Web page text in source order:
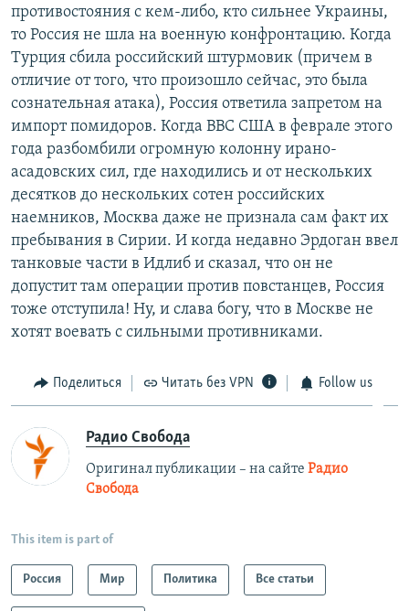
противостояния с кем-либо, кто сильнее Украины,
то Россия не шла на военную конфронтацию. Когда
Турция сбила российский штурмовик (причем в
отличие от того, что произошло сейчас, это была
сознательная атака), Россия ответила запретом на
импорт помидоров. Когда ВВС США в феврале этого
года разбомбили огромную колонну ирано-
асадовских сил, где находились и от нескольких
десятков до нескольких сотен российских
наемников, Москва даже не признала сам факт их
пребывания в Сирии. И когда недавно Эрдоган ввел
танковые части в Идлиб и сказал, что он не
допустит там операции против повстанцев, Россия
тоже отступила! Ну, и слава богу, что в Москве не
хотят воевать с сильными противниками.
Поделиться Читать без VPN Follow us
Радио Свобода
Оригинал публикации – на сайте Радио
Свобода
This item is part of
Россия Мир Политика Все статьи